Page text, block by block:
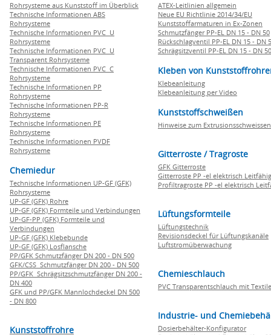
Rohrsysteme aus Kunststoff im Überblick
Technische Informationen ABS
Rohrsysteme
Technische Informationen PVC U
Rohrsysteme
Technische Informationen PVC U
Transparent Rohrsysteme
Technische Informationen PVC C
Rohrsysteme
Technische Informationen PP
Rohrsysteme
Technische Informationen PP-R
Rohrsysteme
Technische Informationen PE
Rohrsysteme
Technische Informationen PVDF
Rohrsysteme
Chemiedur
Technische Informationen UP-GF (GFK)
Rohrsysteme
UP-GF (GFK) Rohre
UP-GF (GFK) Formteile und Verbindungen
UP-GF-PP (GFK) Formteile und
Verbindungen
UP-GF (GFK) Klebebunde
UP-GF (GFK) Losflansche
PP/GFK Schmutzfänger DN 200 - DN 500
GFK/CSS Schmutzfänger DN 200 - DN 500
PP/GFK Schrägsitzschmutzfänger DN 200 -
DN 400
GFK und PP/GFK Mannlochdeckel DN 500
- DN 800
Kunststoffrohre
ATEX-Leitlinien allgemein
Neue EU Richtlinie 2014/34/EU
Kunststoffarmaturen in Ex-Zonen
Schmutzfänger PP-EL DN 15 - DN 50
Rückschlagventil PP-EL DN 15 - DN
Schrägsitzventil PP-EL DN 15 - DN 50
Kleben von
Klebeanleitung
Klebeanleitung per Video
Kunststoffschweißen
Hinweise zum Extrusionsschweissen
Gitterroste / Tragroste
GFK Gitterroste
Gitterroste PP -el elektrisch Leitfähig
Profiltragroste PP -el elektrisch
Lüftungsformteile
Lüftungstechnik
Revisionsdeckel für Lüftungskanäle
Luftstromüberwachung
Chemieschlauch
PVC Transparentschlauch mit
Industrie- und
Dosierbehälter-Konfigurator